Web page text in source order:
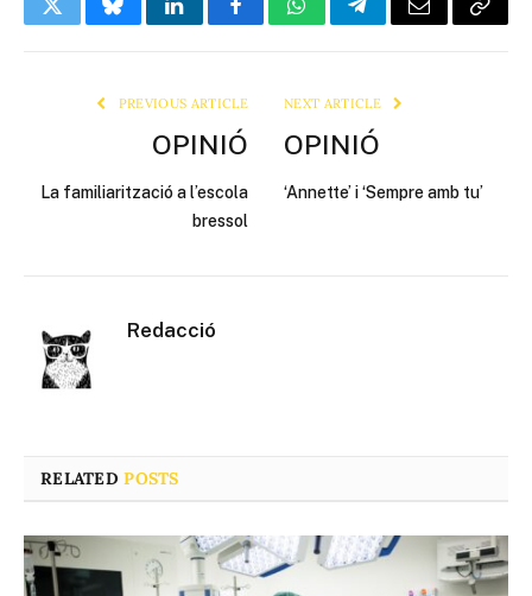
TwitterBlueskyLinkedInFacebookWhatsAppTelegramEmail Copy
PREVIOUS ARTICLE
OPINIÓ
La familiarització a l’escola
bressol
NEXT ARTICLE
OPINIÓ
‘Annette’ i ‘Sempre amb tu’
Redacció
RELATEDPOSTS